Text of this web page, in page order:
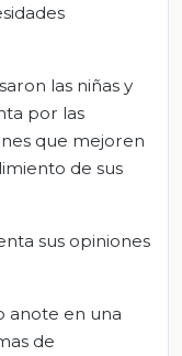
las niñas y
por las
que mejoren
de sus
sus opiniones
anote en una
de